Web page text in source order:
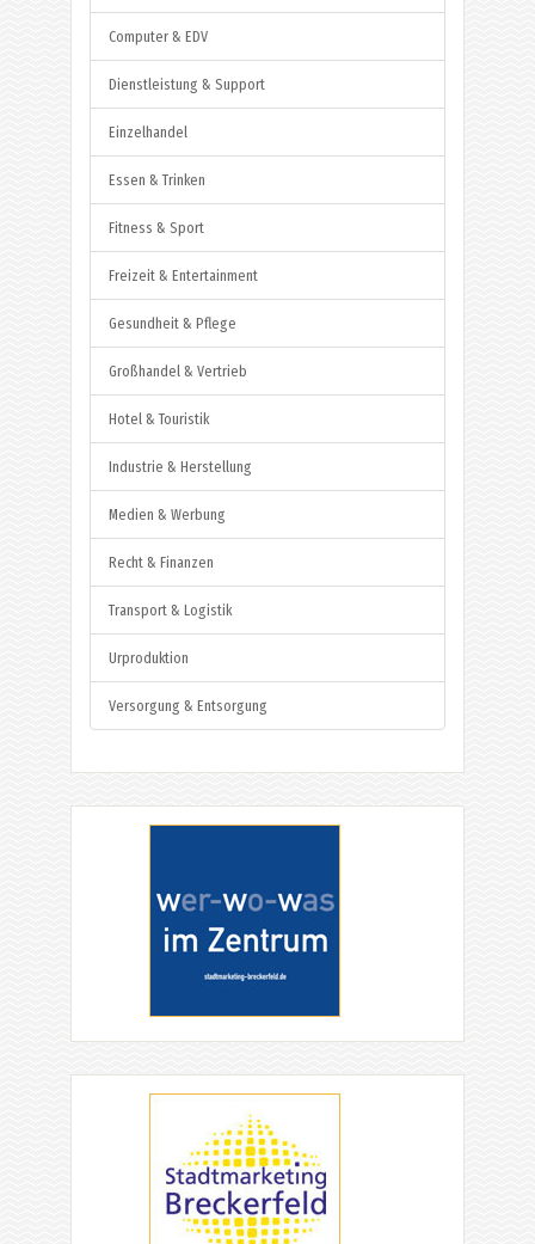
Computer & EDV
Dienstleistung & Support
Einzelhandel
Essen & Trinken
Fitness & Sport
Freizeit & Entertainment
Gesundheit & Pflege
Großhandel & Vertrieb
Hotel & Touristik
Industrie & Herstellung
Medien & Werbung
Recht & Finanzen
Transport & Logistik
Urproduktion
Versorgung & Entsorgung